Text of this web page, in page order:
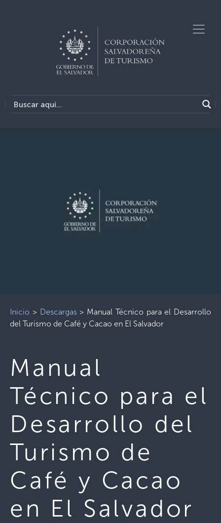
Inicio > Descargas> Manual Técnico para el Desarrollo
del Turismo de Café y Cacao en El Salvador
Manual
Técnico para el
Desarrollo del
Turismo de
Café y Cacao
en El Salvador